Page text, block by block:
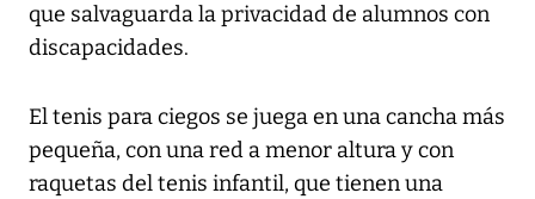
que salvaguarda la privacidad de alumnos con
discapacidades.
El tenis para ciegos se juega en una cancha más
pequeña, con una red a menor altura y con
raquetas del tenis infantil, que tienen una